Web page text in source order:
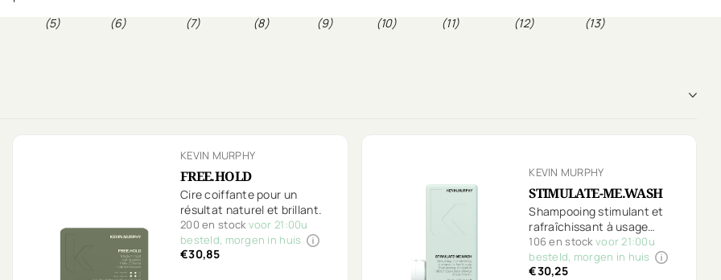
(5) (6) (7) (8) (9) (10) (11) (12) (13)
KEVIN MURPHY
FREE.HOLD
Cire coiffante pour un
résultat naturel et brillant.
200 en stockvoor 21:00u
besteld, morgen in huis
€30,85
KEVIN MURPHY
STIMULATE-ME.WASH
Shampooing stimulant et
rafraîchissant à usage
quotidien.
106 en stockvoor 21:00u
besteld, morgen in huis
€30,25